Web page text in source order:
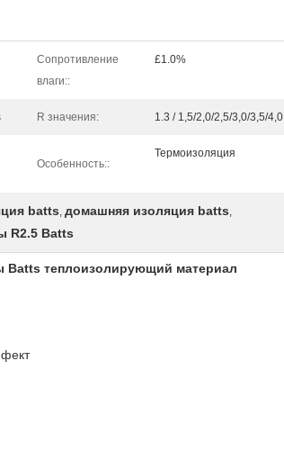
Сопротивление
влаги::
£1.0%
R значения: 1.3 / 1,5/2,0/2,5/3,0/3,5/4,0
Особенность::
Термоизоляция
batts, домашняя изоляция batts,
R2.5 Batts
Batts теплоизолирующий материал